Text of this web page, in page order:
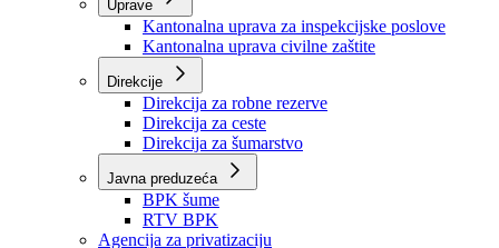
Zavod za besplatnu pravnu pomoć
Pedagoški zavod
Kantonalna uprava za inspekcijske poslove
Kantonalna uprava civilne zaštite
Direkcije
Direkcija za robne rezerve
Direkcija za ceste
Direkcija za šumarstvo
Javna preduzeća